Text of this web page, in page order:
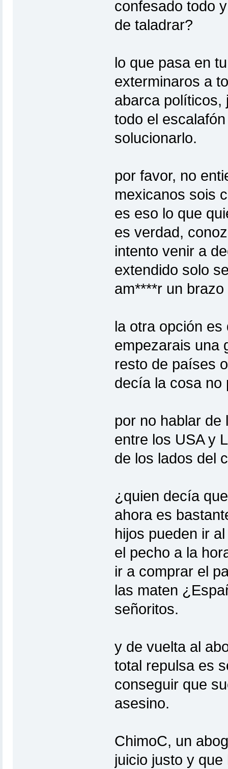
confesado todo
de taladrar?
lo que pasa en
exterminaros a
abarca políticos,
todo el
solucionarlo.
por favor, no
mexicanos sois
es eso lo que
es verdad,
intento venir a
extendido solo
am****r un
la otra opción
empezarais una
resto de países
decía la cosa no
por no hablar de
entre los USA y
de los lados del
¿quien decía
ahora es
hijos pueden ir
el pecho a la
ir a comprar el
las maten
señoritos.
y de vuelta al
total repulsa es
conseguir que
asesino.
ChimoC, un
juicio justo y